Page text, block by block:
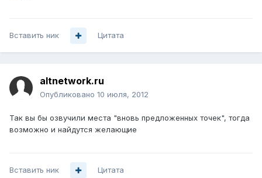
Вставить ник Цитата
altnetwork.ru
Опубликовано 10 июля, 2012
Так вы бы озвучили места "вновь предложенных точек", тогда
возможно и найдутся желающие
Вставить ник Цитата